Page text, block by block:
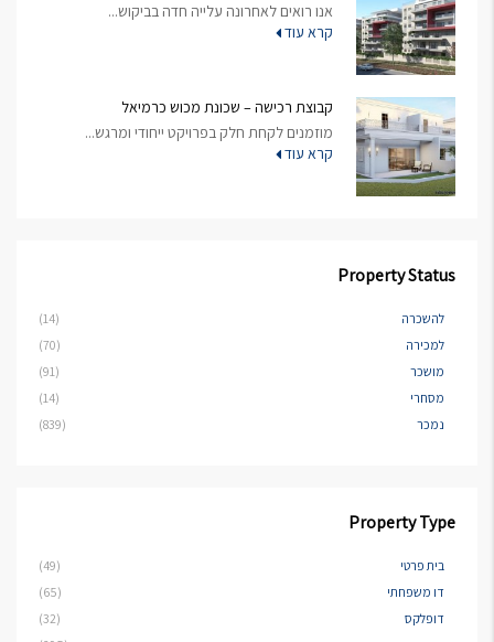
אנו רואים לאחרונה עלייה חדה בביקוש...
קרא עוד
קבוצת רכישה – שכונת מכוש כרמיאל
מוזמנים לקחת חלק בפרויקט ייחודי ומרגש...
קרא עוד
Property Status
להשכרה
(14)
למכירה
(70)
מושכר
(91)
מסחרי
(14)
נמכר
(839)
Property Type
בית פרטי
(49)
דו משפחתי
(65)
דופלקס
(32)